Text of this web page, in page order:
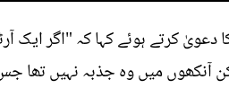
کرتے ہوئے کہا کہ "اگر ایک
آنکھوں میں وہ جذبہ نہیں تھا